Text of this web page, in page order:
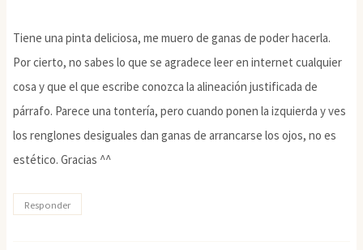
Tiene una pinta deliciosa, me muero de ganas de poder hacerla.
Por cierto, no sabes lo que se agradece leer en internet cualquier
cosa y que el que escribe conozca la alineación justificada de
párrafo. Parece una tontería, pero cuando ponen la izquierda y ves
los renglones desiguales dan ganas de arrancarse los ojos, no es
estético. Gracias ^^
Responder